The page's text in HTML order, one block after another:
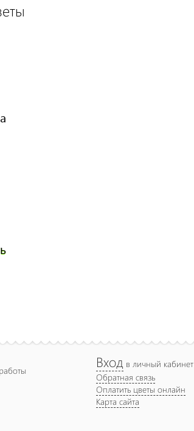
Вход в личный кабинет
Обратная связь
Оплатить цветы онлайн
Карта сайта